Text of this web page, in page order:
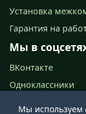
Мы используем
Установка
Гарантия на
Мы в
ВКонтакте
Одноклассники